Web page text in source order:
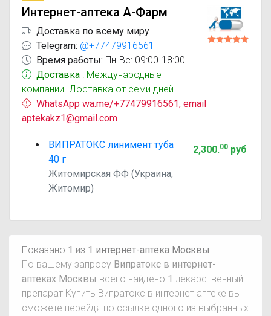
Интернет-аптека А-Фарм
Доставка по всему миру
Telegram: @+77479916561
Время работы: Пн-Вс: 09:00-18:00
Доставка : Международные
компании. Доставка от семи дней
WhatsApp wa.me/+77479916561, email
aptekakz1@gmail.com
ВИПРАТОКС линимент туба
40 г
Житомирская ФФ (Украина,
Житомир)
2,300.00руб
Показано 1 из 1 интернет-аптека Москвы
По вашему запросу Випратокс в интернет-
аптеках Москвы всего найдено 1 лекарственный
препарат Купить Випратокс в интернет аптеке вы
сможете перейдя по ссылке одного из выбранных